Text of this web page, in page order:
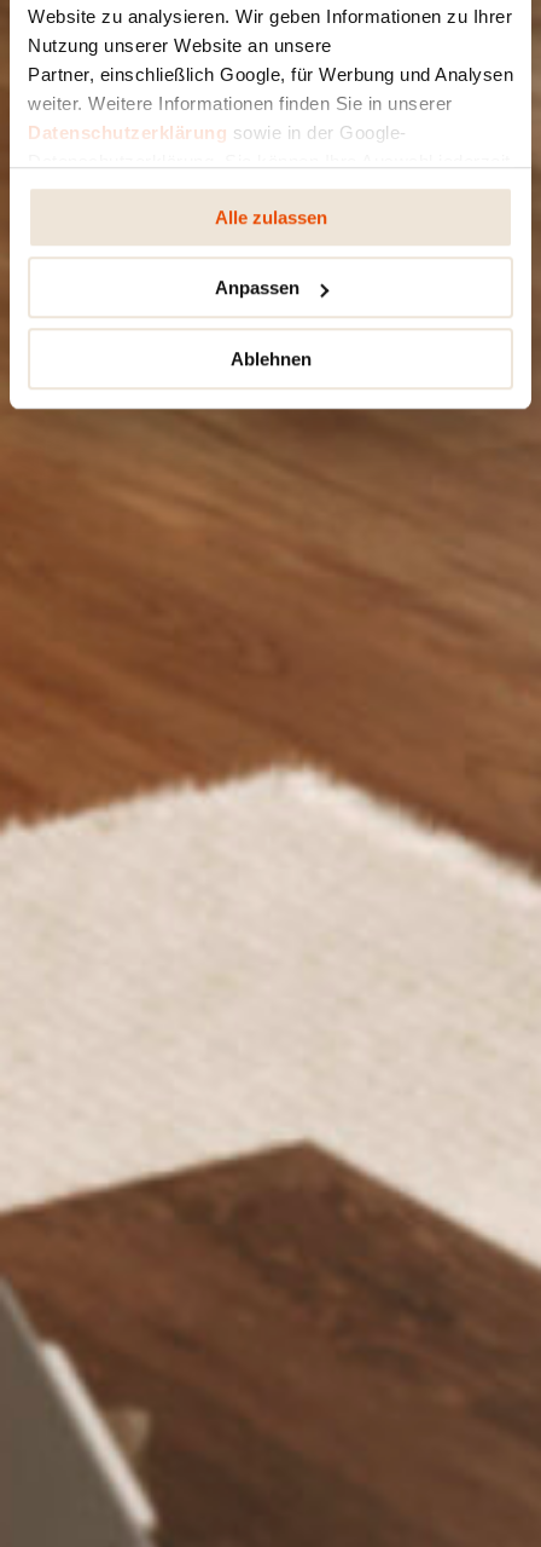
Website zu analysieren. Wir geben Informationen zu Ihrer
Nutzung unserer Website an unsere
Partner, einschließlich Google, für Werbung und Analysen
weiter. Weitere Informationen finden Sie in unserer
Datenschutzerklärung sowie in der Google-
ändern oder widerrufen.
Alle zulassen
Anpassen
Ablehnen